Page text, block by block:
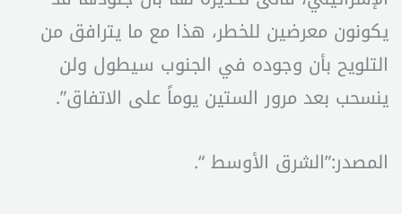
يكونون معرضين للخطر، هذا مع ما يترافق من
التلويح بأن وجوده في الجنوب سيطول ولن
ينسحب بعد مرور الستين يوماً على الاتفاق”.
المصدر:”الشرق الأوسط “.